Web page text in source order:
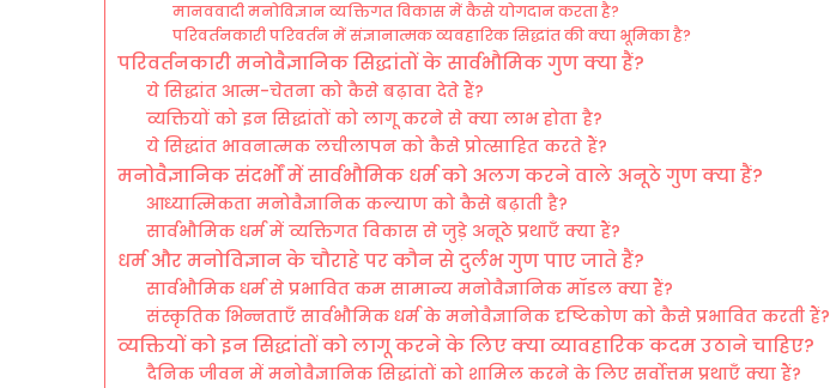
मानववादी मनोविज्ञान व्यक्तिगत विकास में कैसे योगदान करता है?
परिवर्तनकारी परिवर्तन में संज्ञानात्मक व्यवहारिक सिद्धांत की क्या भूमिका है?
परिवर्तनकारी मनोवैज्ञानिक सिद्धांतों के सार्वभौमिक गुण क्या हैं?
ये सिद्धांत आत्म-चेतना को कैसे बढ़ावा देते हैं?
व्यक्तियों को इन सिद्धांतों को लागू करने से क्या लाभ होता है?
ये सिद्धांत भावनात्मक लचीलापन को कैसे प्रोत्साहित करते हैं?
मनोवैज्ञानिक संदर्भों में सार्वभौमिक धर्म को अलग करने वाले अनूठे गुण क्या हैं?
आध्यात्मिकता मनोवैज्ञानिक कल्याण को कैसे बढ़ाती है?
सार्वभौमिक धर्म में व्यक्तिगत विकास से जुड़े अनूठे प्रथाएँ क्या हैं?
धर्म और मनोविज्ञान के चौराहे पर कौन से दुर्लभ गुण पाए जाते हैं?
सार्वभौमिक धर्म से प्रभावित कम सामान्य मनोवैज्ञानिक मॉडल क्या हैं?
संस्कृतिक भिन्नताएँ सार्वभौमिक धर्म के मनोवैज्ञानिक दृष्टिकोण को कैसे प्रभावित करती हैं?
व्यक्तियों को इन सिद्धांतों को लागू करने के लिए क्या व्यावहारिक कदम उठाने चाहिए?
दैनिक जीवन में मनोवैज्ञानिक सिद्धांतों को शामिल करने के लिए सर्वोत्तम प्रथाएँ क्या हैं?